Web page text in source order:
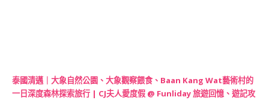
泰國清邁｜大象自然公園、大象觀察餵食、Baan Kang Wat藝術村的
一日深度森林探索旅行 | CJ夫人愛度假 @ Funliday 旅遊回憶、遊記攻